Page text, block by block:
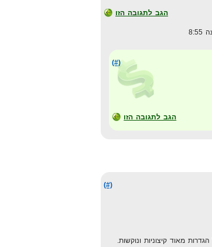
הגב לתגובה הזו
(#)
הגב לתגובה הזו
(#)
מאוד קיצוניות ונוקשות.